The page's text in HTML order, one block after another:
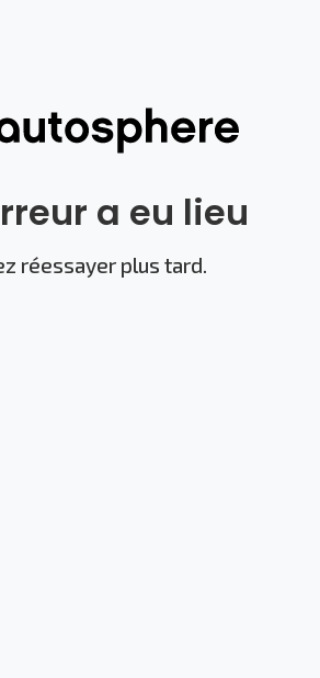
a eu lieu
réessayer plus tard.